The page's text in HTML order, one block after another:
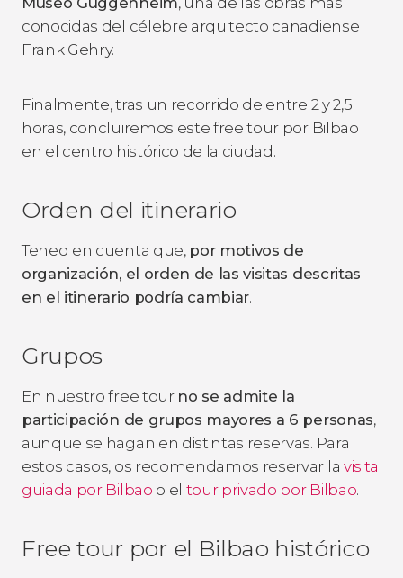
conocidas del célebre arquitecto canadiense
Frank Gehry.
Finalmente, tras un recorrido de entre 2 y 2,5
horas, concluiremos este free tour por Bilbao
en el centro histórico de la ciudad.
Orden del itinerario
Tened en cuenta que, por motivos de
organización, el orden de las visitas descritas
en el itinerario podría cambiar.
Grupos
En nuestro free tour no se admite la
participación de grupos mayores a 6 personas,
aunque se hagan en distintas reservas. Para
estos casos, os recomendamos reservar la visita
guiada por Bilbao o el tour privado por Bilbao.
Free tour por el Bilbao histórico